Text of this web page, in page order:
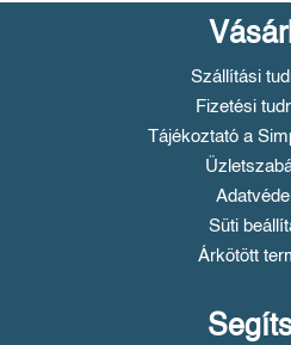
Szállítási
Fizetési
Tájékoztató a
Süti
Árkötött